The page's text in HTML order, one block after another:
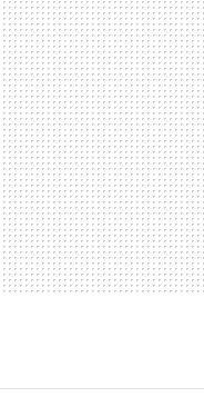
MAIL